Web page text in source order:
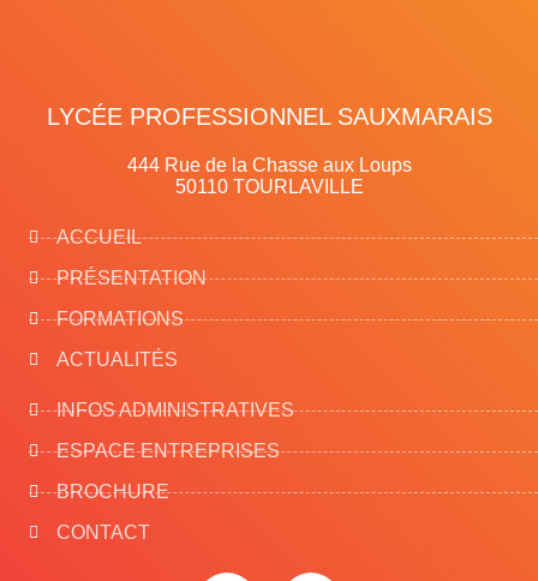
LYCÉE PROFESSIONNEL SAUXMARAIS
444 Rue de la Chasse aux Loups
50110 TOURLAVILLE
ACCUEIL
PRÉSENTATION
FORMATIONS
ACTUALITÉS
INFOS ADMINISTRATIVES
ESPACE ENTREPRISES
BROCHURE
CONTACT